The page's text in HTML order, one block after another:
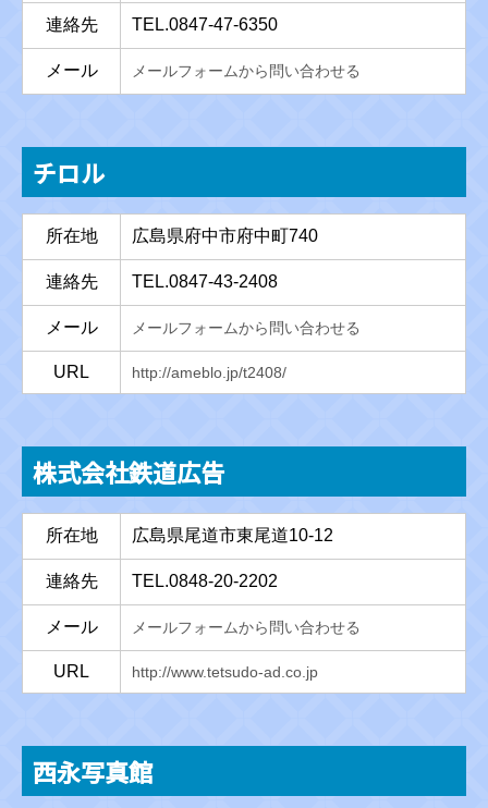
連絡先 TEL.0847-47-6350
メール メールフォームから問い合わせる
チロル
所在地 広島県府中市府中町740
連絡先 TEL.0847-43-2408
メール メールフォームから問い合わせる
URL http://ameblo.jp/t2408/
株式会社鉄道広告
所在地 広島県尾道市東尾道10-12
連絡先 TEL.0848-20-2202
メール メールフォームから問い合わせる
URL http://www.tetsudo-ad.co.jp
西永写真館